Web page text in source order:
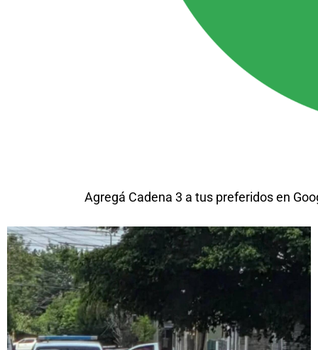
Agregá Cadena 3 a tus preferidos en